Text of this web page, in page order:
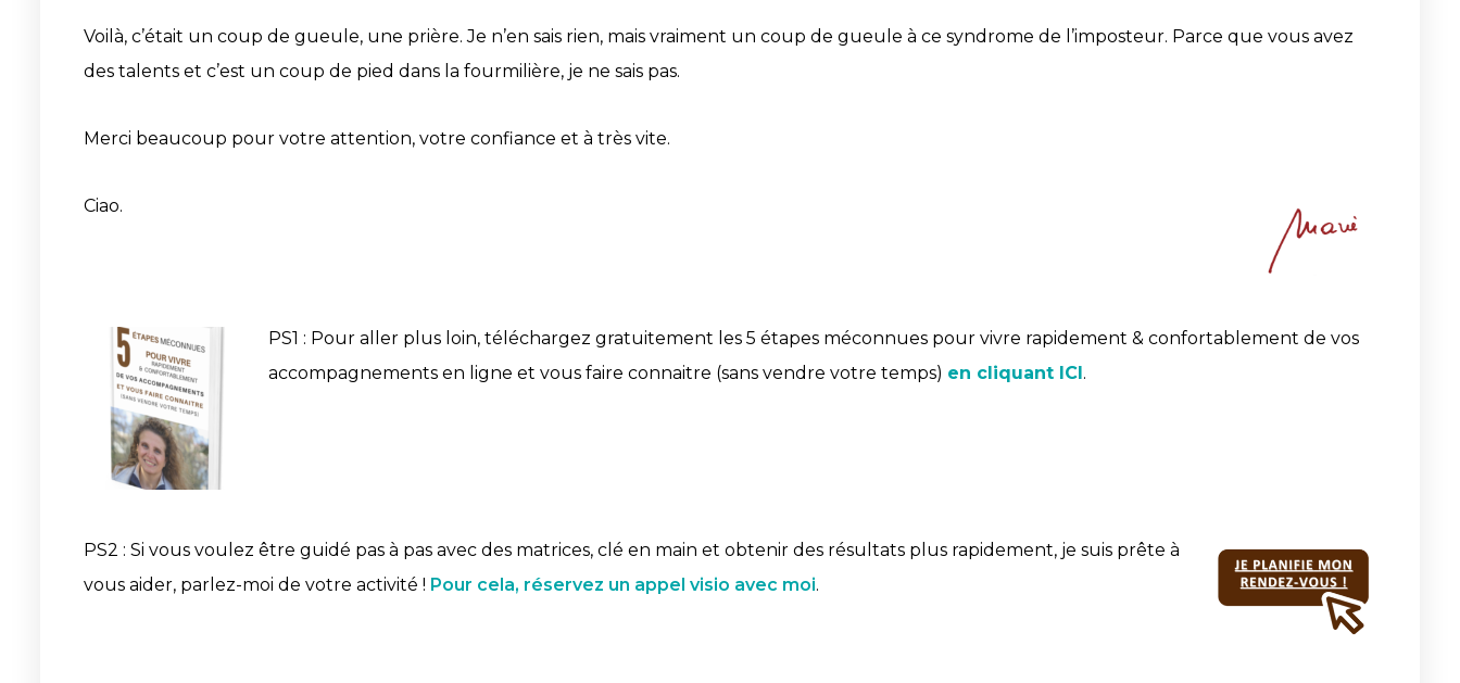
Voilà, c’était un coup de gueule, une prière. Je n’en sais rien, mais vraiment un coup de gueule à ce syndrome de l’imposteur. Parce que vous avez
des talents et c’est un coup de pied dans la fourmilière, je ne sais pas.
Merci beaucoup pour votre attention, votre confiance et à très vite.
Ciao.
PS1 : Pour aller plus loin, téléchargez gratuitement les 5 étapes méconnues pour vivre rapidement & confortablement de vos
accompagnements en ligne et vous faire connaitre (sans vendre votre temps) en cliquant ICI .
PS2 : Si vous voulez être guidé pas à pas avec des matrices, clé en main et obtenir des résultats plus rapidement, je suis prête à
vous aider, parlez-moi de votre activité ! Pour cela, réservez un appel visio avec moi.